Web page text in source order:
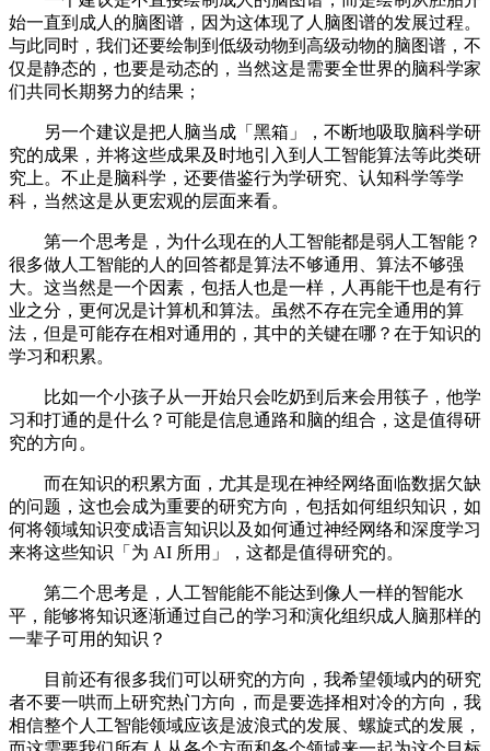
始一直到成人的脑图谱，因为这体现了人脑图谱的发展过程。
与此同时，我们还要绘制到低级动物到高级动物的脑图谱，不
仅是静态的，也要是动态的，当然这是需要全世界的脑科学家
们共同长期努力的结果；
另一个建议是把人脑当成「黑箱」，不断地吸取脑科学研
究的成果，并将这些成果及时地引入到人工智能算法等此类研
究上。不止是脑科学，还要借鉴行为学研究、认知科学等学
科，当然这是从更宏观的层面来看。
第一个思考是，为什么现在的人工智能都是弱人工智能？
很多做人工智能的人的回答都是算法不够通用、算法不够强
大。这当然是一个因素，包括人也是一样，人再能干也是有行
业之分，更何况是计算机和算法。虽然不存在完全通用的算
法，但是可能存在相对通用的，其中的关键在哪？在于知识的
学习和积累。
比如一个小孩子从一开始只会吃奶到后来会用筷子，他学
习和打通的是什么？可能是信息通路和脑的组合，这是值得研
究的方向。
而在知识的积累方面，尤其是现在神经网络面临数据欠缺
的问题，这也会成为重要的研究方向，包括如何组织知识，如
何将领域知识变成语言知识以及如何通过神经网络和深度学习
来将这些知识「为 AI 所用」，这都是值得研究的。
第二个思考是，人工智能能不能达到像人一样的智能水
平，能够将知识逐渐通过自己的学习和演化组织成人脑那样的
一辈子可用的知识？
目前还有很多我们可以研究的方向，我希望领域内的研究
者不要一哄而上研究热门方向，而是要选择相对冷的方向，我
相信整个人工智能领域应该是波浪式的发展、螺旋式的发展，